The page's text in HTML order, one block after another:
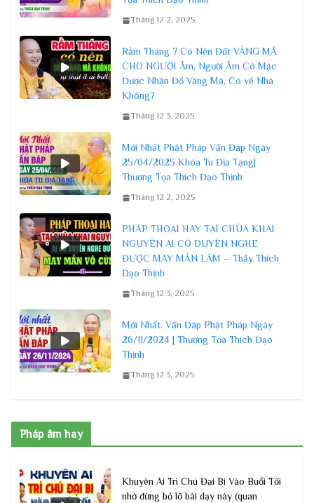
Tháng 12 2, 2025
Rằm Tháng 7 Có Nên Đốt VÀNG MÃ
CHO NGƯỜI Âm, Người Âm Có Mặc
Được Nhận Đồ Vàng Mã, Có về Nhà
Không?
Tháng 12 3, 2025
Mới Nhất Phật Pháp Vấn Đáp Ngày
25/04/2025 Khóa Tu Địa Tạng|
Thượng Tọa Thích Đạo Thịnh
Tháng 12 2, 2025
PHÁP THOẠI HAY TẠI CHÙA KHAI
NGUYÊN AI CÓ DUYÊN NGHE
ĐƯỢC MAY MẮN LẮM – Thầy Thích
Đạo Thịnh
Tháng 12 3, 2025
Mới Nhất. Vấn Đáp Phật Pháp Ngày
26/11/2024 | Thượng Tọa Thích Đạo
Thịnh
Tháng 12 3, 2025
Pháp âm hay
Khuyên Ai Trì Chú Đại Bi Vào Buổi Tối
nhớ đừng bỏ lỡ bài dạy này (quan